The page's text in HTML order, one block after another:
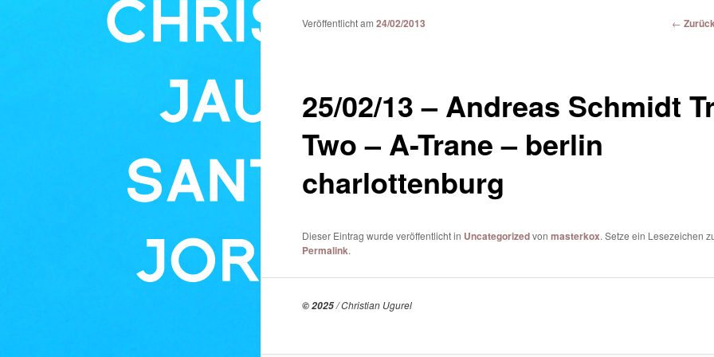
Beitrags-
←
25/02/13 – Andreas Schmidt
Two – A-Trane – berlin
charlottenburg
Veröffentlicht am24/02/2013
Dieser Eintrag wurde veröffentlicht in Uncategorizedvonmasterkox. Setze ein Lesezeichen
Permalink.
© 2025/ Christian Ugurel